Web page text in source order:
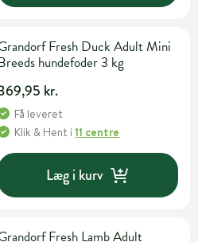
Fresh Duck Adult Mini
hundefoder 3 kg
kr.
Få leveret
Klik & Hent i11 centre
Læg i kurv
Fresh Lamb Adult